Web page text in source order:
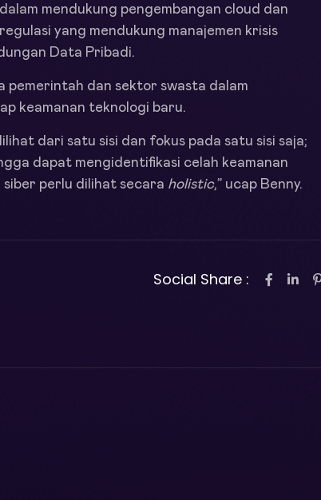
mendukung pengembangan cloud dan
yang mendukung manajemen krisis
Data Pribadi.
dan sektor swasta dalam
keamanan teknologi baru.
dari satu sisi dan fokus pada satu sisi saja;
dapat mengidentifikasi celah keamanan
siber perlu dilihat secara holistic,” ucap Benny.
Social Share :